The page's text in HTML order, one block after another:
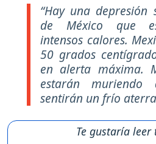
“Hay una
de México que
intensos calores.
50 grados
en alerta máxima.
estarán
sentirán un frío
Te gustaría leer